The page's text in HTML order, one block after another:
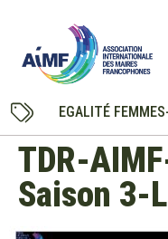
EGALITÉ
TDR-
Saison 3-